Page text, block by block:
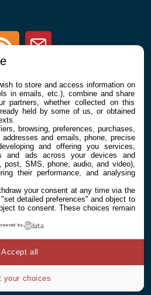
RSS Newsletter
À PROPOS
Contact
to store and access information on
in emails, etc.), combine and share
partners, whether collected on this
held by some of us, or obtained
browsing, preferences, purchases,
and emails, phone, precise
and offering you services,
and ads across your devices and
post, SMS, phone, audio, and video),
their performance, and analysing
your consent at any time via the
detailed preferences" and object to
to consent. These choices remain
by
your choices
Accept all